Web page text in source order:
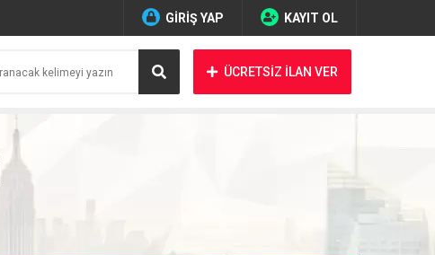
GİRİŞ YAP KAYIT OL
ÜCRETSİZ İLAN VER